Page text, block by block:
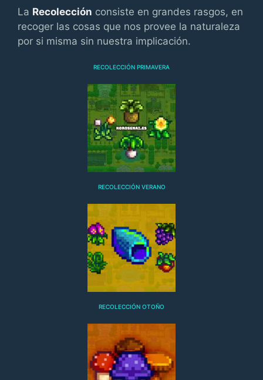
La Recolección consiste en grandes rasgos, en
recoger las cosas que nos provee la naturaleza
por si misma sin nuestra implicación.
RECOLECCIÓN PRIMAVERA
RECOLECCIÓN VERANO
RECOLECCIÓN OTOÑO